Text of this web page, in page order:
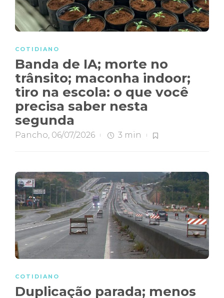
COTIDIANO
Banda de IA; morte no
trânsito; maconha indoor;
tiro na escola: o que você
precisa saber nesta
segunda
Pancho, 06/07/2026 3 min
COTIDIANO
Duplicação parada; menos